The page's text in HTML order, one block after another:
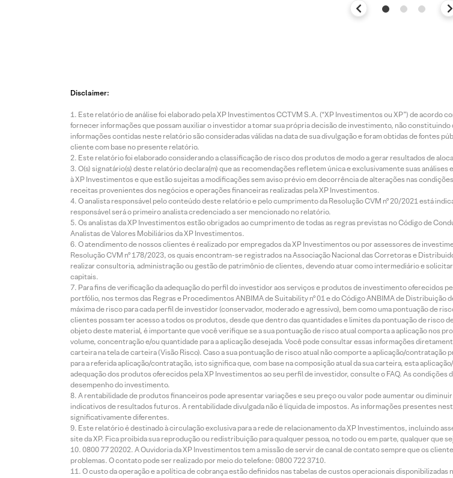
Disclaimer:
Este relatório de análise foi elaborado pela XP Investimentos CCTVM S.A. (“XP Investimentos ou XP”) de acordo
fornecer informações que possam auxiliar o investidor a tomar sua própria decisão de investimento, não
informações contidas neste relatório são consideradas válidas na data de sua divulgação e foram obtidas de fontes
cliente com base no presente relatório.
Este relatório foi elaborado considerando a classificação de risco dos produtos de modo a gerar resultados de
O(s) signatário(s) deste relatório declara(m) que as recomendações refletem única e exclusivamente suas
à XP Investimentos e que estão sujeitas a modificações sem aviso prévio em decorrência de alterações nas
receitas provenientes dos negócios e operações financeiras realizadas pela XP Investimentos.
O analista responsável pelo conteúdo deste relatório e pelo cumprimento da Resolução CVM nº 20/2021 está
responsável será o primeiro analista credenciado a ser mencionado no relatório.
Os analistas da XP Investimentos estão obrigados ao cumprimento de todas as regras previstas no Código de
Analistas de Valores Mobiliários da XP Investimentos.
O atendimento de nossos clientes é realizado por empregados da XP Investimentos ou por assessores de
Resolução CVM nº 178/2023, os quais encontram-se registrados na Associação Nacional das Corretoras e
realizar consultoria, administração ou gestão de patrimônio de clientes, devendo atuar como intermediário e
capitais.
Para fins de verificação da adequação do perfil do investidor aos serviços e produtos de investimento oferecidos
portfólio, nos termos das Regras e Procedimentos ANBIMA de Suitability nº 01 e do Código ANBIMA de
máxima de risco para cada perfil de investidor (conservador, moderado e agressivo), bem como uma pontuação de
clientes possam ter acesso a todos os produtos, desde que dentro das quantidades e limites da pontuação de risco
objeto deste material, é importante que você verifique se a sua pontuação de risco atual comporta a aplicação nos
volume, concentração e/ou quantidade para a aplicação desejada. Você pode consultar essas informações
carteira na tela de carteira (Visão Risco). Caso a sua pontuação de risco atual não comporte a aplicação/
para a referida aplicação/contratação, isto significa que, com base na composição atual da sua carteira, esta
adequação dos produtos oferecidos pela XP Investimentos ao seu perfil de investidor, consulte o FAQ. As
desempenho do investimento.
A rentabilidade de produtos financeiros pode apresentar variações e seu preço ou valor pode aumentar ou
indicativos de resultados futuros. A rentabilidade divulgada não é líquida de impostos. As informações presentes
significativamente diferentes.
Este relatório é destinado à circulação exclusiva para a rede de relacionamento da XP Investimentos, incluindo
site da XP. Fica proibida sua reprodução ou redistribuição para qualquer pessoa, no todo ou em parte, qualquer que
0800 77 20202. A Ouvidoria da XP Investimentos tem a missão de servir de canal de contato sempre que os
problemas. O contato pode ser realizado por meio do telefone: 0800 722 3710.
O custo da operação e a política de cobrança estão definidos nas tabelas de custos operacionais disponibilizadas